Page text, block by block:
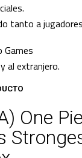
tanto a
Games
al extranjero.
One